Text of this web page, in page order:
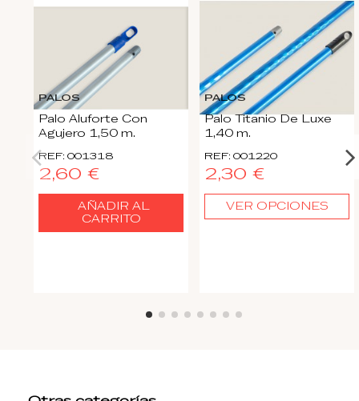
PALOS
Palo Aluforte Con
Agujero 1,50 m.
REF: 001318
2,60 €
AÑADIR AL
CARRITO
PALOS
Palo Titanio De Luxe
1,40 m.
REF: 001220
2,30 €
VER OPCIONES